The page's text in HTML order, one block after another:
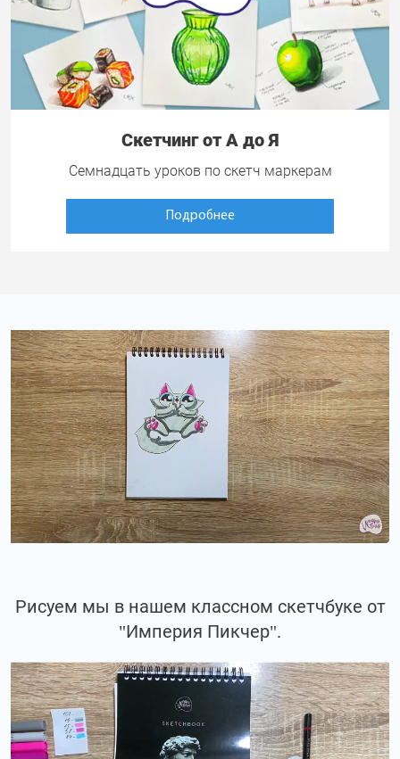
Скетчинг от А до Я
Семнадцать уроков по скетч маркерам
Подробнее
Рисуем мы в нашем классном скетчбуке от
"Империя Пикчер".